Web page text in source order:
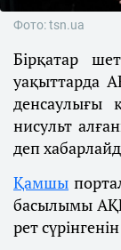
Фото: tsn.ua
Бірқатар
уақыттарда
денсаулығы
нисульт
деп
Қамшы
басылымы
рет